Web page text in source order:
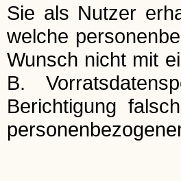
Sie als Nutzer
welche
Wunsch nicht mit
B.
Berichtigung